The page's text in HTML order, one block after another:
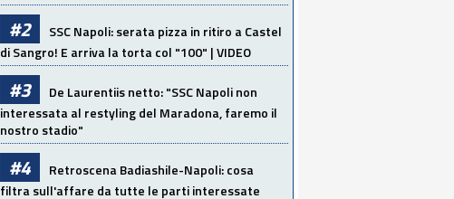
#2 SSC Napoli: serata pizza in ritiro a Castel
di Sangro! E arriva la torta col "100" | VIDEO
#3 De Laurentiis netto: "SSC Napoli non
interessata al restyling del Maradona, faremo il
nostro stadio"
#4 Retroscena Badiashile-Napoli: cosa
filtra sull'affare da tutte le parti interessate